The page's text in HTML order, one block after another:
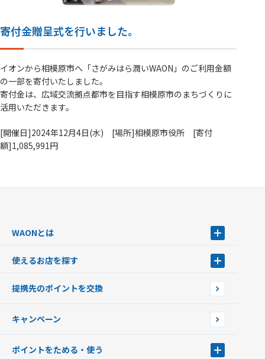
寄付金贈呈式を行いました。
イオンから相模原市へ「さがみはら潤いWAON」のご利用金額
の一部を寄付いたしました。
寄付金は、広域交流拠点都市を目指す相模原市のまちづくりに
活用いただきます。
[開催日]2024年12月4日(水) [場所]相模原市役所 [寄付
額]1,085,991円
WAONとは
WAONを申込む
インターネット上でのお買い物について（ネット決済）
使えるお店を探す
店舗検索
イオン銀行ATM設置場所
提携先のポイントを交換
キャンペーン
ポイントをためる・使う